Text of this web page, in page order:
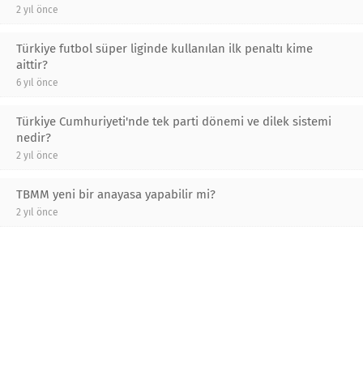
2 yıl önce
Türkiye futbol süper liginde kullanılan ilk penaltı kime
aittir?
6 yıl önce
Türkiye Cumhuriyeti'nde tek parti dönemi ve dilek sistemi
nedir?
2 yıl önce
TBMM yeni bir anayasa yapabilir mi?
2 yıl önce